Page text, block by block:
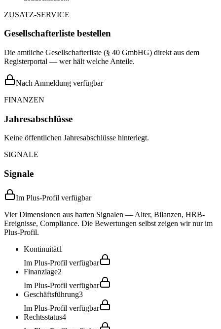
ZUSATZ-SERVICE
Gesellschafterliste bestellen
Die amtliche Gesellschafterliste (§ 40 GmbHG) direkt aus dem
Registerportal — wer hält welche Anteile.
Nach Anmeldung verfügbar
FINANZEN
Jahresabschlüsse
Keine öffentlichen Jahresabschlüsse hinterlegt.
SIGNALE
Signale
Im Plus-Profil verfügbar
Vier Dimensionen aus harten Signalen — Alter, Bilanzen, HRB-
Ereignisse, Compliance. Die Bewertungen selbst zeigen wir nur im
Plus-Profil.
Kontinuität1
Im Plus-Profil verfügbar
Finanzlage2
Im Plus-Profil verfügbar
Geschäftsführung3
Im Plus-Profil verfügbar
Rechtsstatus4